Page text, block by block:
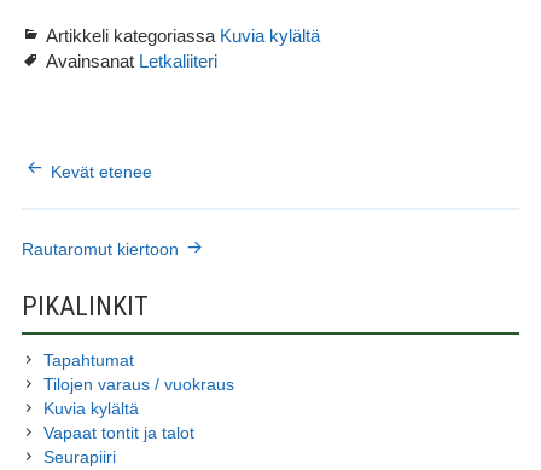
Artikkeli kategoriassa Kuvia kylältä
Avainsanat Letkaliiteri
Kevät etenee
Rautaromut kiertoon
SIVUPALKKI
PIKALINKIT
Tapahtumat
Tilojen varaus / vuokraus
Kuvia kylältä
Vapaat tontit ja talot
Seurapiiri